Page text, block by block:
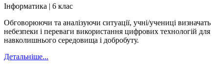
Інформатика | 6 клас
Обговорюючи та аналізуючи ситуації, учні/учениці визначать
небезпеки і переваги використання цифрових технологій для
навколишнього середовища і добробуту.
Детальніше...